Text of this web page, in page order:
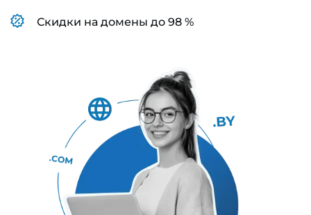
Скидки на домены до 98 %